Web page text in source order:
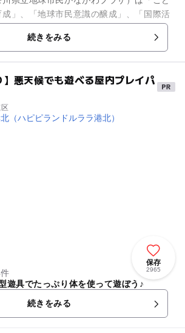
」、「地球市民意識の醸成」、「国際活
の目的を持つ施設です。世界の国々の生
などを...続きをみる
】悪天候でも遊べる屋内プレイパ
保存
2965
遊具でたっぷり体を使って遊ぼう♪
続きをみる